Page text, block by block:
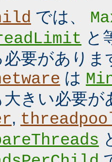
では、
と
要がありま
は
大きい必要が
,